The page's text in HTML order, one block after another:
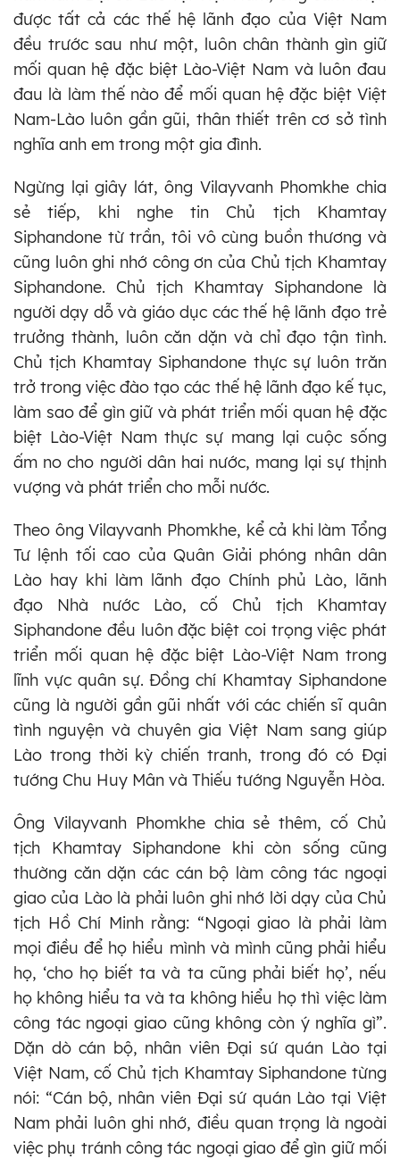
được tất cả các thế hệ lãnh đạo của Việt Nam
đều trước sau như một, luôn chân thành gìn giữ
mối quan hệ đặc biệt Lào-Việt Nam và luôn đau
đau là làm thế nào để mối quan hệ đặc biệt Việt
Nam-Lào luôn gần gũi, thân thiết trên cơ sở tình
nghĩa anh em trong một gia đình.
Ngừng lại giây lát, ông Vilayvanh Phomkhe chia
sẻ tiếp, khi nghe tin Chủ tịch Khamtay
Siphandone từ trần, tôi vô cùng buồn thương và
cũng luôn ghi nhớ công ơn của Chủ tịch Khamtay
Siphandone. Chủ tịch Khamtay Siphandone là
người dạy dỗ và giáo dục các thế hệ lãnh đạo trẻ
trưởng thành, luôn căn dặn và chỉ đạo tận tình.
Chủ tịch Khamtay Siphandone thực sự luôn trăn
trở trong việc đào tạo các thế hệ lãnh đạo kế tục,
làm sao để gìn giữ và phát triển mối quan hệ đặc
biệt Lào-Việt Nam thực sự mang lại cuộc sống
ấm no cho người dân hai nước, mang lại sự thịnh
vượng và phát triển cho mỗi nước.
Theo ông Vilayvanh Phomkhe, kể cả khi làm Tổng
Tư lệnh tối cao của Quân Giải phóng nhân dân
Lào hay khi làm lãnh đạo Chính phủ Lào, lãnh
đạo Nhà nước Lào, cố Chủ tịch Khamtay
Siphandone đều luôn đặc biệt coi trọng việc phát
triển mối quan hệ đặc biệt Lào-Việt Nam trong
lĩnh vực quân sự. Đồng chí Khamtay Siphandone
cũng là người gần gũi nhất với các chiến sĩ quân
tình nguyện và chuyên gia Việt Nam sang giúp
Lào trong thời kỳ chiến tranh, trong đó có Đại
tướng Chu Huy Mân và Thiếu tướng Nguyễn Hòa.
Ông Vilayvanh Phomkhe chia sẻ thêm, cố Chủ
tịch Khamtay Siphandone khi còn sống cũng
thường căn dặn các cán bộ làm công tác ngoại
giao của Lào là phải luôn ghi nhớ lời dạy của Chủ
tịch Hồ Chí Minh rằng: “Ngoại giao là phải làm
mọi điều để họ hiểu mình và mình cũng phải hiểu
họ, ‘cho họ biết ta và ta cũng phải biết họ’, nếu
họ không hiểu ta và ta không hiểu họ thì việc làm
công tác ngoại giao cũng không còn ý nghĩa gì”.
Dặn dò cán bộ, nhân viên Đại sứ quán Lào tại
Việt Nam, cố Chủ tịch Khamtay Siphandone từng
nói: “Cán bộ, nhân viên Đại sứ quán Lào tại Việt
Nam phải luôn ghi nhớ, điều quan trọng là ngoài
việc phụ tránh công tác ngoại giao để gìn giữ mối